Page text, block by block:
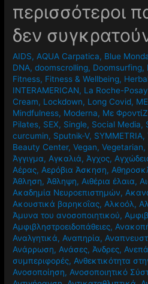
περισσότεροι
δεν
AIDS, AQUA Carpatica, Blue
DNA,doomscrolling, Doomsurfing,
Fitness, Fitness & Wellbeing,
INTERAMERICAN, La Roche-Posay
Cream, Lockdown, Long Covid,
Mindfulness, Moderna, Mε
Pilates, SEX, Single, Social Media,
curcumin, Sputnik-V, SYMMETRIA,
Beauty Center,Vegan,Vegetarian,
Άγγιγμα, Αγκαλιά, Άγχος,
Αέρας, Αερόβια Άσκηση,
Άθληση, Άθληψη, Αιθέρια έλαια,
Ακαδημία Νευροεπιστημών,
Ακουστικά βαρηκοΐας, Αλκοόλ,
Άμυνα του ανοσοποιητικού,
Αμφιβληστροειδοπάθειες,
Αναλγητικά, Αναπηρία,
Ανάρρωση, Ανάσες, Άνδρες,
συμπεριφορές, Ανθεκτικότητα
Ανοσοποίηση, Ανοσοποιητικό